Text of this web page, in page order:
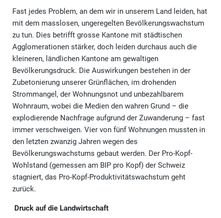
Fast jedes Problem, an dem wir in unserem Land leiden, hat
mit dem masslosen, ungeregelten Bevölkerungswachstum
zu tun. Dies betrifft grosse Kantone mit städtischen
Agglomerationen stärker, doch leiden durchaus auch die
kleineren, ländlichen Kantone am gewaltigen
Bevölkerungsdruck. Die Auswirkungen bestehen in der
Zubetonierung unserer Grünflächen, im drohenden
Strommangel, der Wohnungsnot und unbezahlbarem
Wohnraum, wobei die Medien den wahren Grund – die
explodierende Nachfrage aufgrund der Zuwanderung – fast
immer verschweigen. Vier von fünf Wohnungen mussten in
den letzten zwanzig Jahren wegen des
Bevölkerungswachstums gebaut werden. Der Pro-Kopf-
Wohlstand (gemessen am BIP pro Kopf) der Schweiz
stagniert, das Pro-Kopf-Produktivitätswachstum geht
zurück.
Druck auf die Landwirtschaft